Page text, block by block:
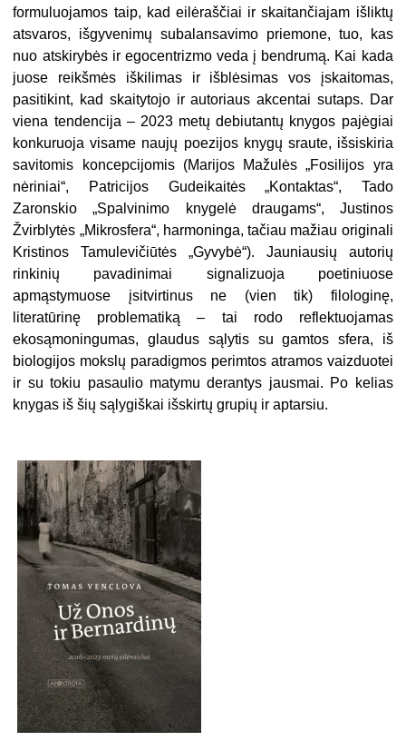
formuluojamos taip, kad eilėraščiai ir skaitančiajam išliktų
atsvaros, išgyvenimų subalansavimo priemone, tuo, kas
nuo atskirybės ir egocentrizmo veda į bendrumą. Kai kada
juose reikšmės iškilimas ir išblėsimas vos įskaitomas,
pasitikint, kad skaitytojo ir autoriaus akcentai sutaps. Dar
viena tendencija – 2023 metų debiutantų knygos pajėgiai
konkuruoja visame naujų poezijos knygų sraute, išsiskiria
savitomis koncepcijomis (Marijos Mažulės „Fosilijos yra
nėriniai“, Patricijos Gudeikaitės „Kontaktas“, Tado
Zaronskio „Spalvinimo knygelė draugams“, Justinos
Žvirblytės „Mikrosfera“, harmoninga, tačiau mažiau originali
Kristinos Tamulevičiūtės „Gyvybė“). Jauniausių autorių
rinkinių pavadinimai signalizuoja poetiniuose
apmąstymuose įsitvirtinus ne (vien tik) filologinę,
literatūrinę problematiką – tai rodo reflektuojamas
ekosąmoningumas, glaudus sąlytis su gamtos sfera, iš
biologijos mokslų paradigmos perimtos atramos vaizduotei
ir su tokiu pasaulio matymu derantys jausmai. Po kelias
knygas iš šių sąlygiškai išskirtų grupių ir aptarsiu.